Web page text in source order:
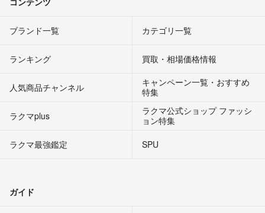
ブランド一覧 カテゴリ一覧
ランキング 買取・相場価格情報
人気商品チャンネル
キャンペーン一覧・おすすめ
特集
ラクマplus
ラクマ公式ショップ ファッシ
ョン特集
ラクマ最強鑑定
SPU
ガイド